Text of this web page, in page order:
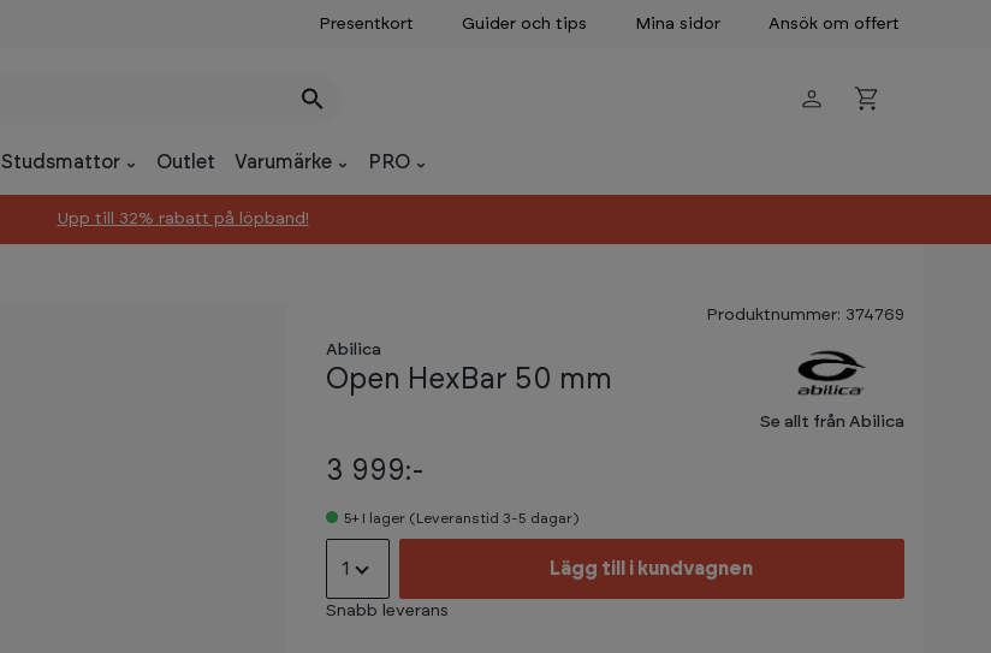
Presentkort Guider och tips Mina sidor Ansök om offert
Studsmattor Outlet Varumärke PRO
Upp till 32% rabatt på löpband!
Produktnummer: 374769
Abilica
Open HexBar 50 mm
Se allt från Abilica
3 999:-
5+ I lager (Leveranstid 3-5 dagar)
1 Lägg till i kundvagnen
Snabb leverans